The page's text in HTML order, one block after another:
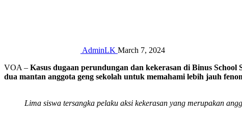
AdminLK March 7, 2024
VOA – Kasus dugaan perundungan dan kekerasan di Binus
dua mantan anggota geng sekolah untuk memahami lebih jauh
Lima siswa tersangka pelaku aksi kekerasan yang merupakan